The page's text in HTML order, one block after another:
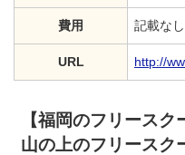
費用 記載なし
URL http://
【福岡のフリースク
山の上のフリースク